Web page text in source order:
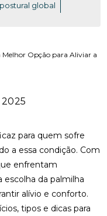
para quem sofre
a essa condição. Com
enfrentam
escolha da palmilha
alívio e conforto.
tipos e dicas para
DE VIDA
CIÁTICO
global
osteopatia RJ
nervo ciático